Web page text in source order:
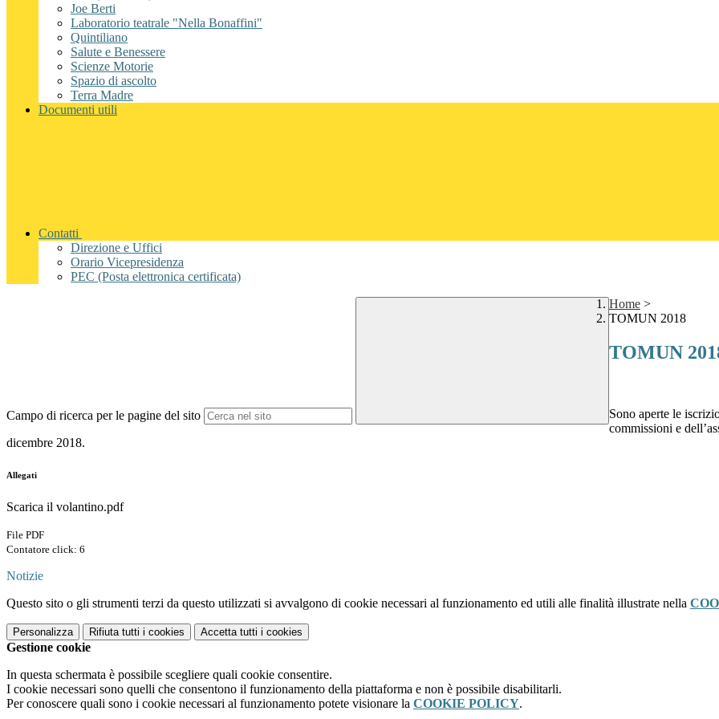
Joe Berti
Laboratorio teatrale "Nella Bonaffini"
Quintiliano
Salute e Benessere
Scienze Motorie
Spazio di ascolto
Terra Madre
Documenti utili
Contatti
Direzione e Uffici
Orario Vicepresidenza
PEC (Posta elettronica certificata)
Campo di ricerca per le pagine del sito
Home >
TOMUN 2018
TOMUN
Sono aperte le
commissioni e
dicembre 2018.
Allegati
Scarica il volantino.pdf
File PDF
Contatore click: 6
Notizie
Questo sito o gli strumenti terzi da questo utilizzati si avvalgono di cookie necessari al funzionamento ed utili alle finalità illustrate nella
Personalizza Rifiuta tutti i cookies Accetta tutti i cookies
Gestione cookie
In questa schermata è possibile scegliere quali cookie consentire.
I cookie necessari sono quelli che consentono il funzionamento della piattaforma e non è possibile disabilitarli.
Per conoscere quali sono i cookie necessari al funzionamento potete visionare la COOKIE POLICY.